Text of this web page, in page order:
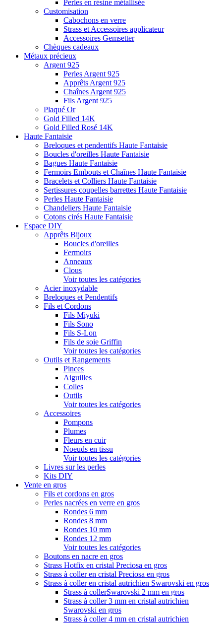
Perles en résine métallisée
Customisation
Cabochons en verre
Strass et Accessoires applicateur
Accessoires Gemsetter
Chèques cadeaux
Métaux précieux
Argent 925
Perles Argent 925
Apprêts Argent 925
Chaînes Argent 925
Fils Argent 925
Plaqué Or
Gold Filled 14K
Gold Filled Rosé 14K
Haute Fantaisie
Breloques et pendentifs Haute Fantaisie
Boucles d'oreilles Haute Fantaisie
Bagues Haute Fantaisie
Fermoirs Embouts et Chaînes Haute Fantaisie
Bracelets et Colliers Haute Fantaisie
Sertissures coupelles barrettes Haute Fantaisie
Perles Haute Fantaisie
Chandeliers Haute Fantaisie
Cotons cirés Haute Fantaisie
Espace DIY
Apprêts Bijoux
Boucles d'oreilles
Fermoirs
Anneaux
Clous
Voir toutes les catégories
Acier inoxydable
Breloques et Pendentifs
Fils et Cordons
Fils Miyuki
Fils Sono
Fils S-Lon
Fils de soie Griffin
Voir toutes les catégories
Outils et Rangements
Pinces
Aiguilles
Colles
Outils
Voir toutes les catégories
Accessoires
Pompons
Plumes
Fleurs en cuir
Noeuds en tissu
Voir toutes les catégories
Livres sur les perles
Kits DIY
Vente en gros
Fils et cordons en gros
Perles nacrées en verre en gros
Rondes 6 mm
Rondes 8 mm
Rondes 10 mm
Rondes 12 mm
Voir toutes les catégories
Boutons en nacre en gros
Strass Hotfix en cristal Preciosa en gros
Strass à coller en cristal Preciosa en gros
Strass à coller en cristal autrichien Swarovski en gros
Strass à collerSwarovski 2 mm en gros
Strass à coller 3 mm en cristal autrichien
Swarovski en gros
Strass à coller 4 mm en cristal autrichien